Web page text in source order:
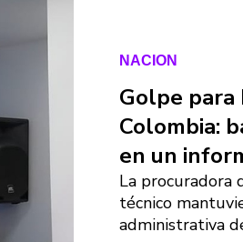
NACION
Golpe para
Colombia:
en un
La procuradora
técnico
administrativa